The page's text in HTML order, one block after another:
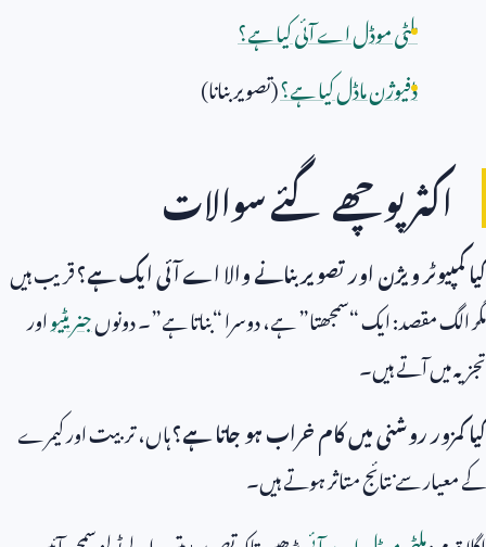
ملٹی موڈل اے آئی کیا ہے؟
ڈفیوژن ماڈل کیا ہے؟(تصویر بنانا)
اکثر پوچھے گئے سوالات
کیا کمپیوٹر ویژن اور تصویر بنانے والا اے آئی ایک ہے؟قریب ہیں
مگر الگ مقصد: ایک “سمجھتا” ہے، دوسرا “بناتا ہے”۔ دونوںجنریٹیواور
تجزیہ میں آتے ہیں۔
کیا کمزور روشنی میں کام خراب ہو جاتا ہے؟ہاں، تربیت اور کیمرے
کے معیار سے نتائج متاثر ہوتے ہیں۔